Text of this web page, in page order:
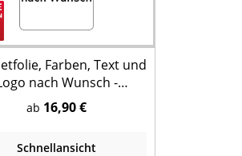
Farben, Text und
nach Wunsch -
Hochformat
ab 16,90 €
Schnellansicht